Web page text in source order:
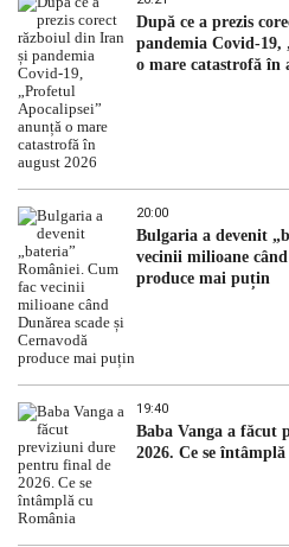
După ce a prezis
pandemia Covid-19,
o mare catastrofă în
20:00
Bulgaria a devenit
vecinii milioane
produce mai puțin
19:40
Baba Vanga a făcut
2026. Ce se